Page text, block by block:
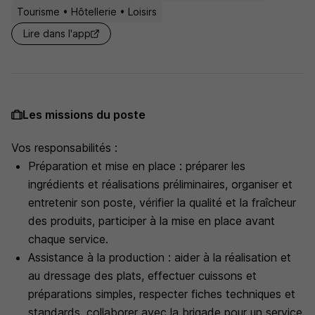
Tourisme • Hôtellerie • Loisirs
Lire dans l'app
Les missions du poste
Vos responsabilités :
Préparation et mise en place : préparer les
ingrédients et réalisations préliminaires, organiser et
entretenir son poste, vérifier la qualité et la fraîcheur
des produits, participer à la mise en place avant
chaque service.
Assistance à la production : aider à la réalisation et
au dressage des plats, effectuer cuissons et
préparations simples, respecter fiches techniques et
standards, collaborer avec la brigade pour un service